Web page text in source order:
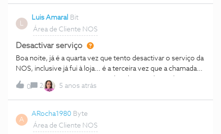
fazer isso? ObrigadaCumprimentos
L
Luis Amaral Bit
Área de Cliente NOS
Desactivar serviço
Boa noite, já é a quarta vez que tento desactivar o serviço da
NOS, inclusive já fui à loja… é a terceira vez que a chamada
misteriosamente cai e não me devolvem a chamada
!Não vou voltar a pagar mais nenhuma factura… é uma
vergonha o que fazem com os clientes … quando é para
adicionar produtos é uma beleza mas quando é para cancelar
um serviço é um filme de terror ! Luís Amaral
0 2 5 anos atrás
A
ARocha1980 Byte
Área de Cliente NOS